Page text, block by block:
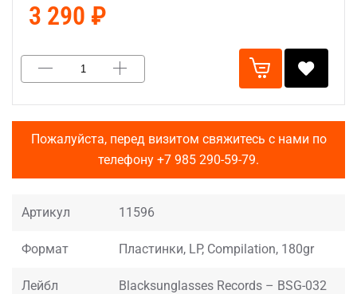
3 290 ₽
Пожалуйста, перед визитом свяжитесь с нами по
телефону +7 985 290-59-79.
Артикул 11596
Формат Пластинки, LP, Compilation, 180gr
Лейбл Blacksunglasses Records – BSG-032